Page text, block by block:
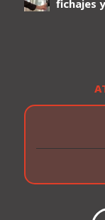
fichajes